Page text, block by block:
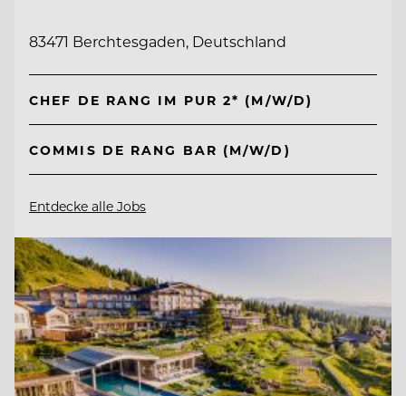
83471 Berchtesgaden, Deutschland
CHEF DE RANG IM PUR 2* (M/W/D)
COMMIS DE RANG BAR (M/W/D)
Entdecke alle Jobs